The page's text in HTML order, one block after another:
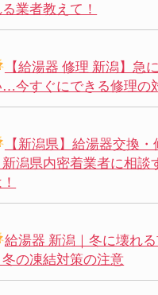
業者教えて！
【給湯器 修理 新潟】急
…今すぐにできる修理の
【新潟県】給湯器交換
新潟県内密着業者に相談
給湯器 新潟｜冬に壊れ
冬の凍結対策の注意